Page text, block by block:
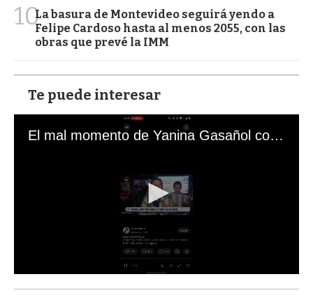
10La basura de Montevideo seguirá yendo a
Felipe Cardoso hasta al menos 2055, con las
obras que prevé la IMM
Te puede interesar
El mal momento de Yanina Gasañol con un hincha argentino en "Subrayado"
s